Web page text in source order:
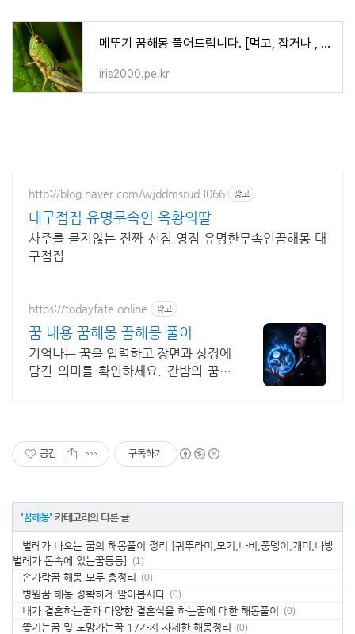
메뚜기 꿈해몽 풀어드립니다. [먹고, 잡거나 , 습격당하고 , 튀어나가고, 날아가고, 죽이는꿈]
iris2000.pe.kr
http://blog.naver.com/wjddmsrud3066 광고
대구점집 유명무속인 옥황의딸
사주를 묻지않는 진짜 신점.영점 유명한무속인꿈해몽 대
구점집
https://todayfate.online 광고
꿈 내용 꿈해몽 꿈해몽 풀이
기억나는 꿈을 입력하고 장면과 상징에
담긴 의미를 확인하세요. 간밤의 꿈에
공감 구독하기
'꿈해몽' 카테고리의 다른 글
벌레가 나오는 꿈의 해몽풀이 정리 [귀뚜라미,모기,나비,풍뎅이,개미,나방
벌레가 몸속에 있는꿈등등] (1)
손가락꿈 해몽 모두 총정리 (0)
병원꿈 해몽 정확하게 알아봅시다 (0)
내가 결혼하는꿈과 다양한 결혼식을 하는꿈에 대한 해몽풀이 (0)
쫓기는꿈 및 도망가는꿈 17가지 자세한 해몽정리 (0)